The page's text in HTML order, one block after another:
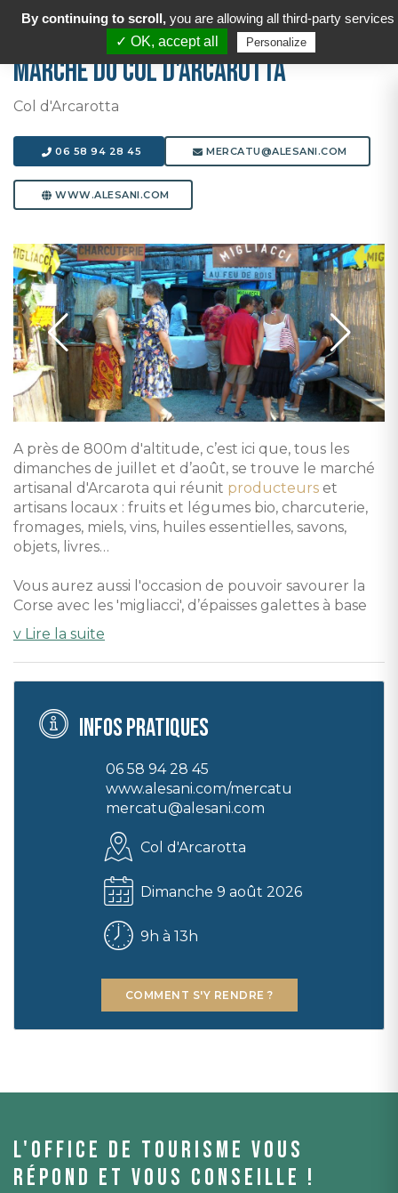
Marché du col d'Arcarotta
Col d'Arcarotta
06 58 94 28 45 MERCATU@ALESANI.COM
WWW.ALESANI.COM
A près de 800m d'altitude, c’est ici que, tous les
dimanches de juillet et d’août, se trouve le marché
artisanal d'Arcarota qui réunit producteurs et
artisans locaux : fruits et légumes bio, charcuterie,
fromages, miels, vins, huiles essentielles, savons,
objets, livres…
Vous aurez aussi l'occasion de pouvoir savourer la
Corse avec les 'migliacci', d’épaisses galettes à base
de fromage frais cuites au feu de bois sur des
feuilles de châtaigner.
Tout est réuni pour passer une superbe journée de
decouvertes et de saveurs .
v Lire la suite
Infos pratiques
06 58 94 28 45
www.alesani.com/mercatu
mercatu@alesani.com
Col d'Arcarotta
Dimanche 9 août 2026
9h à 13h
COMMENT S'Y RENDRE ?
L'office de tourisme vous
répond et vous conseille !
By continuing to scroll, you are allowing all third-party services
✓ OK, accept all
Personalize